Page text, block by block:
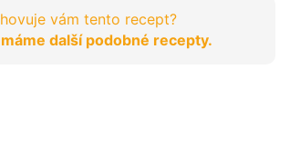
vám tento recept?
další podobné recepty.